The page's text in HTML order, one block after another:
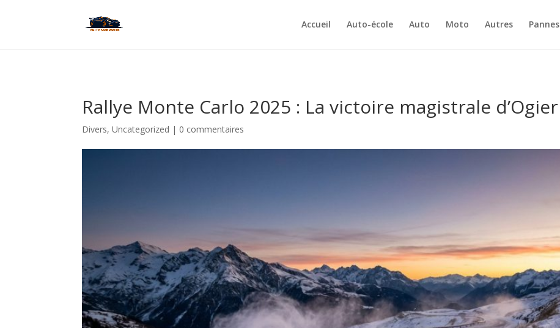
Accueil Auto-école Auto Moto Autres Pannes
Rallye Monte Carlo 2025 : La victoire magistrale d’Ogier
Divers,Uncategorized | 0 commentaires